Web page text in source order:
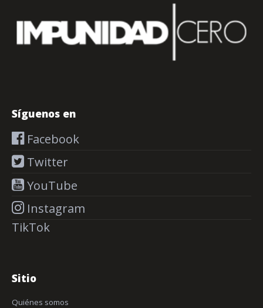
Síguenos en
Facebook
Twitter
YouTube
Instagram
TikTok
Sitio
Quiénes somos